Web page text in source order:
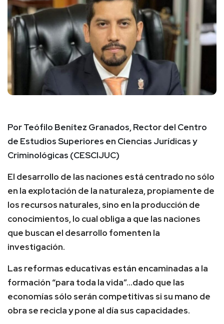
Por Teófilo Benítez Granados, Rector del Centro
de Estudios Superiores en Ciencias Jurídicas y
Criminológicas (CESCIJUC)
El desarrollo de las naciones está centrado no sólo
en la explotación de la naturaleza, propiamente de
los recursos naturales, sino en la producción de
conocimientos, lo cual obliga a que las naciones
que buscan el desarrollo fomenten la
investigación.
Las reformas educativas están encaminadas a la
formación “para toda la vida”…dado que las
economías sólo serán competitivas si su mano de
obra se recicla y pone al día sus capacidades.